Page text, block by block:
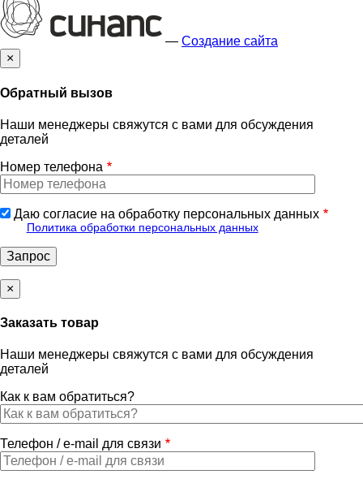
— Создание сайта
×
Обратный вызов
Наши менеджеры свяжутся с вами для обсуждения
деталей
Номер телефона
Даю согласие на обработку персональных данных
Политика обработки персональных данных
×
Заказать товар
Наши менеджеры свяжутся с вами для обсуждения
деталей
Как к вам обратиться?
Телефон / e-mail для связи